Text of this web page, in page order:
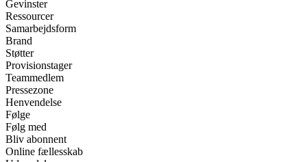
Gevinster
Ressourcer
Samarbejdsform
Brand
Støtter
Provisionstager
Teammedlem
Pressezone
Henvendelse
Følge
Følg med
Bliv abonnent
Online fællesskab